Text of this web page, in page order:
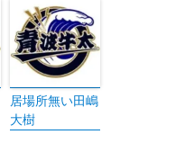
居場所無い田嶋
大樹